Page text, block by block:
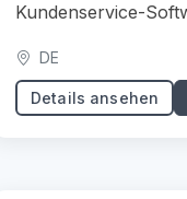
Kundenservice-
DE
Details ansehen